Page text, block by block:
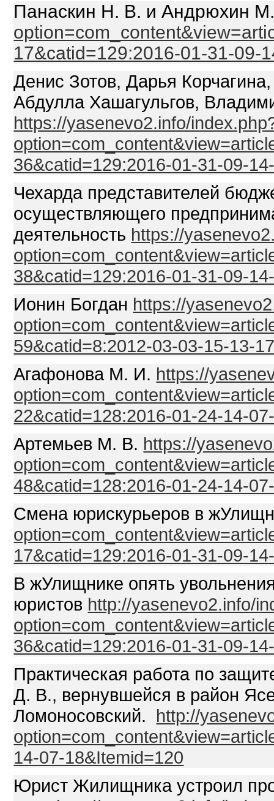
Панаскин Н. В. и Андрюхин
17&catid=129:2016-01-31-09-
Денис Зотов, Дарья
Абдулла Хашагульгов,
https://yasenevo2.info/
36&catid=129:2016-01-31-09-
Чехарда представителей
осуществляющего
деятельность https://
38&catid=129:2016-01-31-09-
Ионин Богдан https://
59&catid=8:2012-03-03-15-13-
Агафонова М. И. https://
22&catid=128:2016-01-24-14-
Артемьев М. В. https://
48&catid=128:2016-01-24-14-
Смена юрискурьеров в
17&catid=129:2016-01-31-09-
В жУлищнике опять
юристов http://yasenevo2.info/
36&catid=129:2016-01-31-09-
Практическая работа по
Д. В., вернувшейся в район
Ломоносовский. http://
14-07-18&Itemid=120
Юрист Жилищника устроил